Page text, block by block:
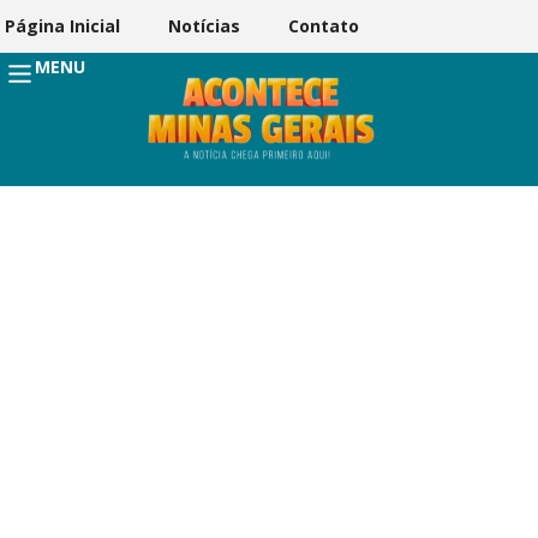
Página Inicial Notícias Contato
MENU